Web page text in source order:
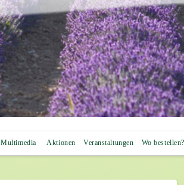
Multimedia Aktionen Veranstaltungen Wo bestellen?